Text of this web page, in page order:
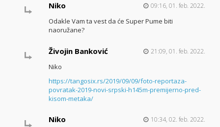
Niko 09:16, 01. feb. 2022.
Odakle Vam ta vest da će Super Pume biti
naoružane?
Živojin Banković 21:09, 01. feb. 2022.
Niko
https://tangosix.rs/2019/09/09/foto-reportaza-
povratak-2019-novi-srpski-h145m-premijerno-pred-
kisom-metaka/
Niko 10:34, 02. feb. 2022.